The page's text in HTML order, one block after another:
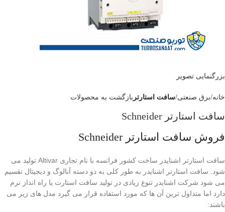
بزرگنمایی تصویر
خانه برق صنعتی سافت استارتر بازگشت به محصولات
سافت استارتر Schneider
فروش سافت استارتر Schneider
سافت استارتر اشنایدر ساخت کشور فرانسه با نام تجاری Altivar تولید می
شود. سافت استارتر اشنایدر به طور کلی به دو دسته آنالوگ و دیجیتال تقسیم
می شود شرکت اشنایدر تنوع زیادی در تولید سافت استارت یا راه انداز نرم
دارد اما متداول ترین آن ها که مورد استفاده قرار می گیرد مدل های زیر می
باشند: